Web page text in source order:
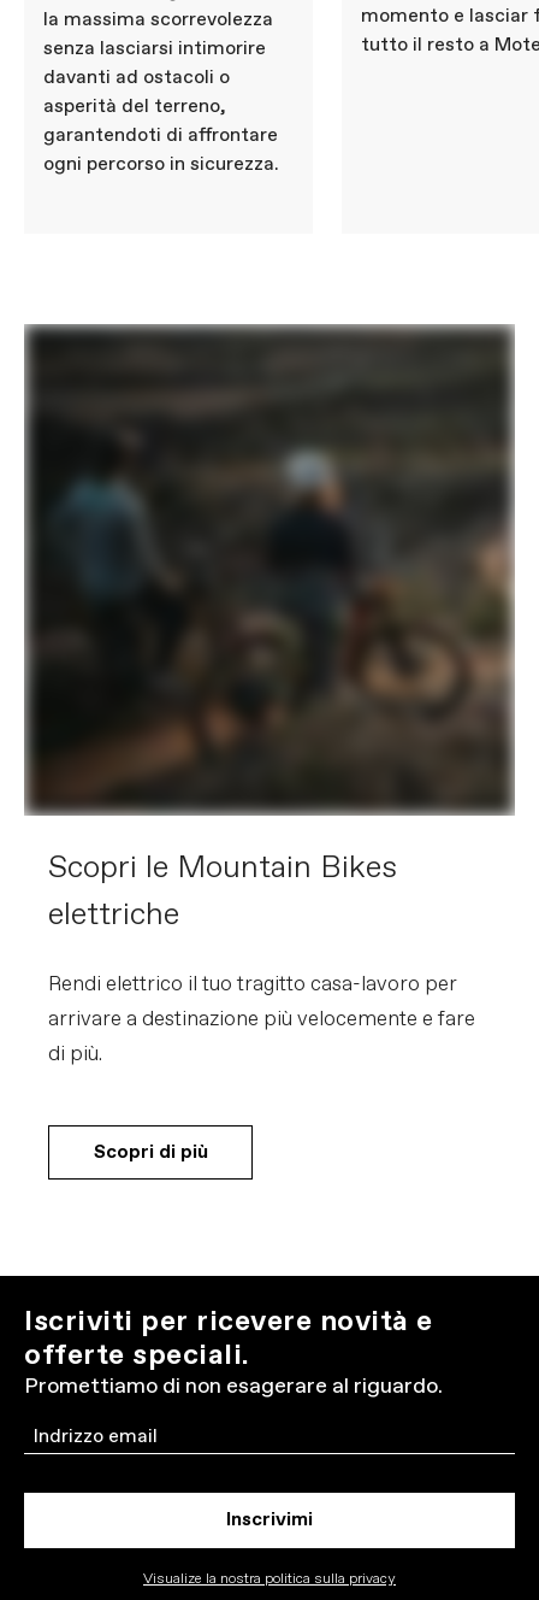
la massima scorrevolezza
senza lasciarsi intimorire
davanti ad ostacoli o
asperità del terreno,
garantendoti di affrontare
ogni percorso in sicurezza.
momento e lasciar
tutto il resto a
Scopri le Mountain Bikes
elettriche
Rendi elettrico il tuo tragitto casa-lavoro per
arrivare a destinazione più velocemente e fare
di più.
Scopri di più
Iscriviti per ricevere novità e
offerte speciali.
Promettiamo di non esagerare al riguardo.
Email
Inscrivimi
Visualize la nostra politica sulla privacy